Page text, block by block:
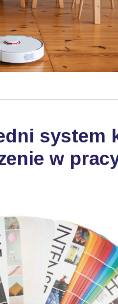
system
w